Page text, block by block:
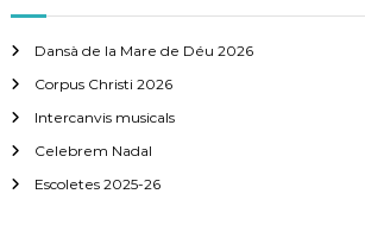
Dansà de la Mare de Déu 2026
Corpus Christi 2026
Intercanvis musicals
Celebrem Nadal
Escoletes 2025-26